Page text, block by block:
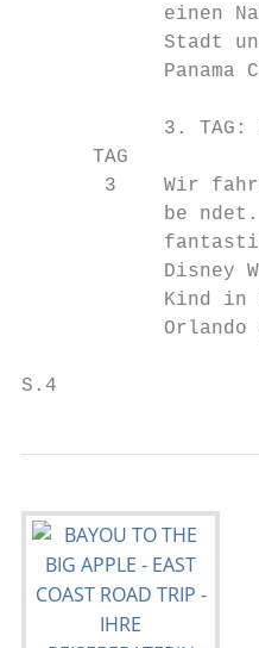
einen
Stadt
Panama
3. TAG:
      TAG
3    Wir
be
Disney
Kind in
Orlando
S.4